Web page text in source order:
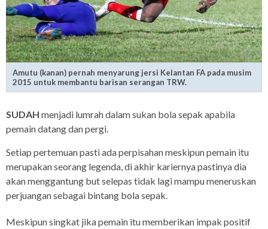
Amutu (kanan) pernah menyarung jersi Kelantan FA pada musim
2015 untuk membantu barisan serangan TRW.
SUDAH menjadi lumrah dalam sukan bola sepak apabila
pemain datang dan pergi.
Setiap pertemuan pasti ada perpisahan meskipun pemain itu
merupakan seorang legenda, di akhir kariernya pastinya dia
akan menggantung but selepas tidak lagi mampu meneruskan
perjuangan sebagai bintang bola sepak.
Meskipun singkat jika pemain itu memberikan impak positif